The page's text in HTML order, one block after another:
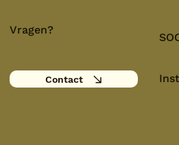
Vragen?
Contact